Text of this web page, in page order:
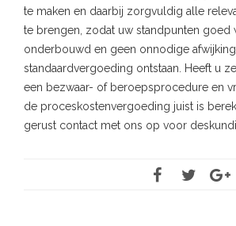
te maken en daarbij zorgvuldig alle
te brengen, zodat uw standpunten goed
onderbouwd en geen onnodige
standaardvergoeding ontstaan. Heeft u
een bezwaar- of beroepsprocedure en
de proceskostenvergoeding juist is
gerust contact met ons op voor